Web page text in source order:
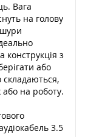
Вага
на голову
конструкція з
або
на роботу.
3.5